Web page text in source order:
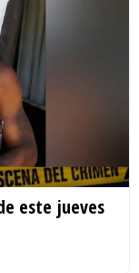
este jueves